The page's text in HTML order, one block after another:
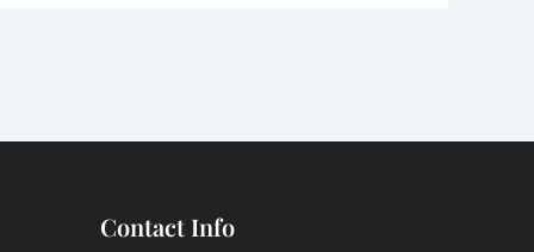
Contact Info